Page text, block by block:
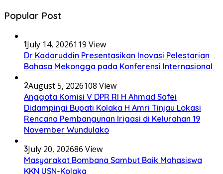
Popular Post
1July 14, 2026119 View
Dr Kadaruddin Presentasikan Inovasi Pelestarian
Bahasa Mekongga pada Konferensi Internasional
2August 5, 2026108 View
Anggota Komisi V DPR RI H Ahmad Safei
Didampingi Bupati Kolaka H Amri Tinjau Lokasi
Rencana Pembangunan Irigasi di Kelurahan 19
November Wundulako
3July 20, 202686 View
Masyarakat Bombana Sambut Baik Mahasiswa
KKN USN-Kolaka